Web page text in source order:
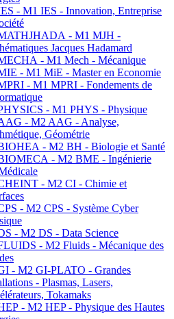
- M1 IES - Innovation, Entreprise
- M1 MJH -
Jacques Hadamard
- M1 Mech - Mécanique
- M1 MiE - Master en Economie
- M1 MPRI - Fondements de
- M1 PHYS - Physique
- M2 AAG - Analyse,
Géométrie
- M2 BH - Biologie et Santé
- M2 BME - Ingénierie
- M2 CI - Chimie et
- M2 CPS - Système Cyber
- M2 DS - Data Science
- M2 Fluids - Mécanique des
- M2 GI-PLATO - Grandes
- Plasmas, Lasers,
Tokamaks
- M2 HEP - Physique des Hautes